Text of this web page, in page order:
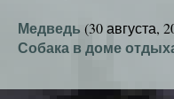
Медведь (30 августа,
Собака в доме